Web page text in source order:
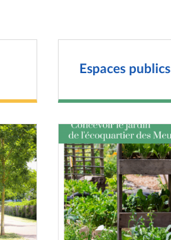
Espaces publics